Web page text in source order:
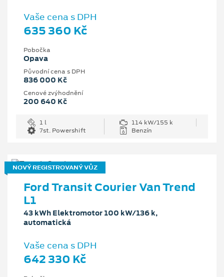
Vaše cena s DPH
635 360 Kč
Pobočka
Opava
Původní cena s DPH
836 000 Kč
Cenové zvýhodnění
200 640 Kč
1 l
114 kW/155 k
7st. Powershift
Benzín
NOVÝ REGISTROVANÝ VŮZ
Ford Transit Courier Van Trend
L1
43 kWh Elektromotor 100 kW/136 k,
automatická
Vaše cena s DPH
642 330 Kč